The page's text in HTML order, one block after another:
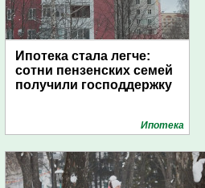
Ипотека стала легче:
сотни пензенских семей
получили господдержку
Ипотека